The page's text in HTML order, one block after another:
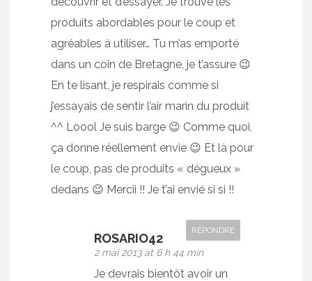
produits abordables pour le coup et
agréables à utiliser… Tu m’as emporté
dans un coin de Bretagne, je t’assure 😉
En te lisant, je respirais comme si
j’essayais de sentir l’air marin du produit
^^ Loool Je suis barge 😉 Comme quoi,
ça donne réellement envie 😉 Et là pour
le coup, pas de produits « dégueux »
dedans 😉 Mercii !! Je t’ai envié si si !!
ROSARIO42
2 mai 2013 at 6 h 44 min
RÉPONDRE
Je devrais bientôt avoir un